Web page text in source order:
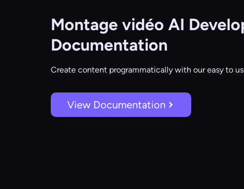
Montage vidéo AI
Documentation
Create content programmatically with our easy to
View Documentation